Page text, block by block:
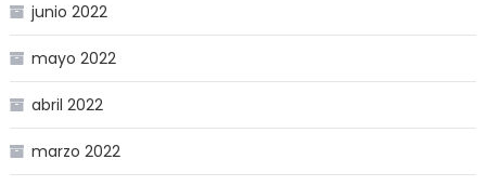
junio 2022
mayo 2022
abril 2022
marzo 2022